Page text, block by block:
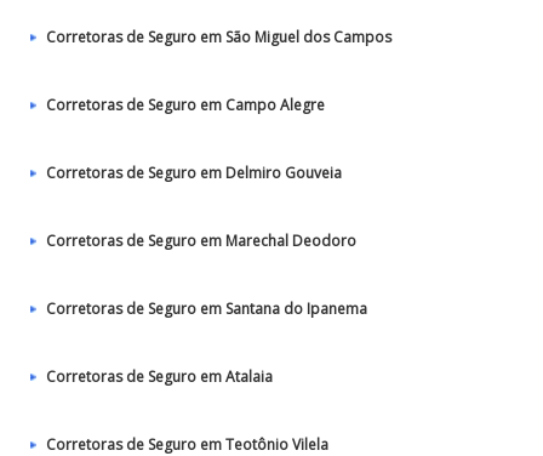
Corretoras de Seguro em São Miguel dos Campos
Corretoras de Seguro em Campo Alegre
Corretoras de Seguro em Delmiro Gouveia
Corretoras de Seguro em Marechal Deodoro
Corretoras de Seguro em Santana do Ipanema
Corretoras de Seguro em Atalaia
Corretoras de Seguro em Teotônio Vilela